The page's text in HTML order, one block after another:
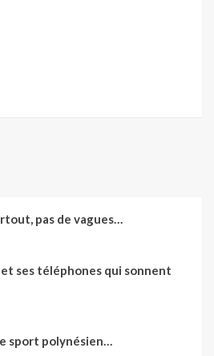
pas de vagues…
et ses téléphones qui sonnent
sport polynésien…